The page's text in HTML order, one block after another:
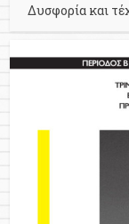
Δυσφορία και